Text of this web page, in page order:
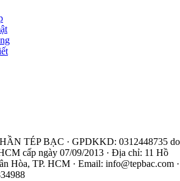
TÉP BẠC · GPDKKD: 0312448735 do
cấp ngày 07/09/2013 · Địa chỉ: 11 Hồ
Hòa, TP. HCM · Email: info@tepbac.com ·